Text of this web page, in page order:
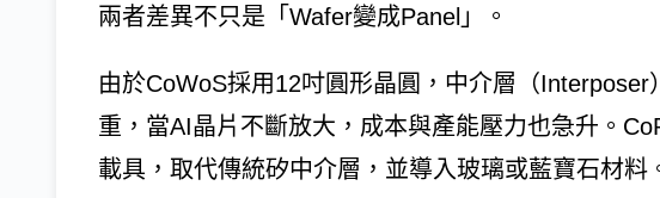
兩者差異不只是「Wafer變成Panel」。
由於CoWoS採用12吋圓形晶圓，中介層（
重，當AI晶片不斷放大，成本與產能壓力也急升。
載具，取代傳統矽中介層，並導入玻璃或藍寶石材料